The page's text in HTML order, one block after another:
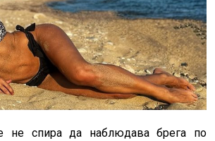
не спира да наблюдава брега по